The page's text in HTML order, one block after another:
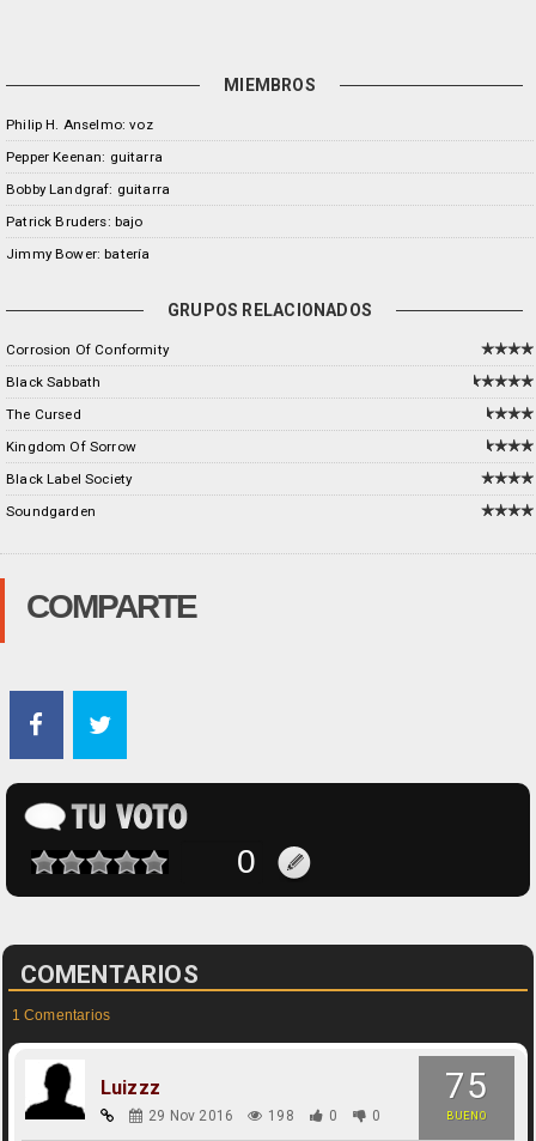
MIEMBROS
Philip H. Anselmo: voz
Pepper Keenan: guitarra
Bobby Landgraf: guitarra
Patrick Bruders: bajo
Jimmy Bower: batería
GRUPOS RELACIONADOS
Corrosion Of Conformity
Black Sabbath
The Cursed
Kingdom Of Sorrow
Black Label Society
Soundgarden
COMPARTE
COMENTARIOS
1 Comentarios
75
BUENO
Luizzz
29 Nov 2016 198 0 0